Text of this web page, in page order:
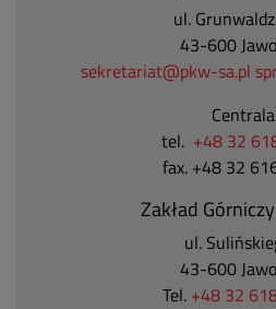
ul.
43-600
sekretariat@pkw-sa.pl
tel. +48 32
fax. +48 32
Zakład
ul.
43-600
Tel. +48 32